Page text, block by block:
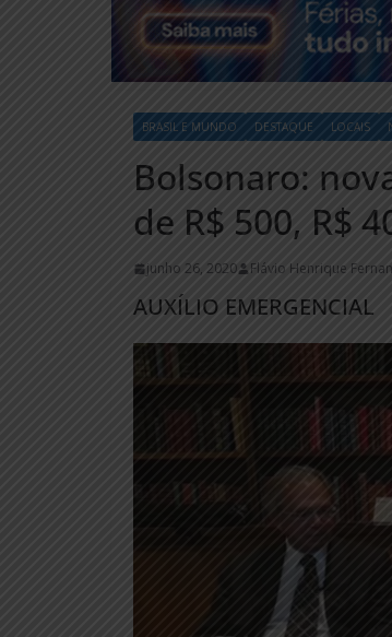
BRASIL E MUNDO DESTAQUE LOCAIS
Bolsonaro:
de R$ 500, R$
junho 26, 2020 Flávio Henrique
AUXÍLIO EMERGENCIAL